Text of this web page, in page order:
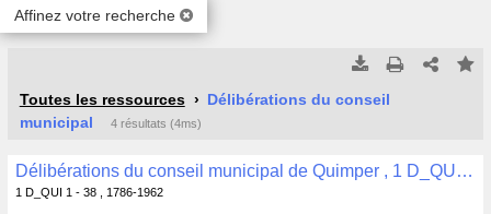
Affinez votre recherche
Tous les résultats(Max 250)
Tous les résultats
Toutes les ressources
Délibérations du conseil
municipal
4 résultats (4ms)
Délibérations du conseil municipal de Quimper , 1 D_QUI 1 - 38
1 D_QUI 1 - 38 , 1786-1962